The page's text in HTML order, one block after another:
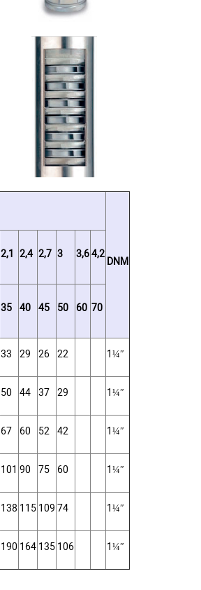
DNM
2,1 2,4 2,7 3 3,64,2
35 40 45 50 60 70
33 29 26 22 1¼″
50 44 37 29 1¼″
67 60 52 42 1¼″
101 90 75 60 1¼″
138 115 109 74 1¼″
190 164 135 106 1¼″